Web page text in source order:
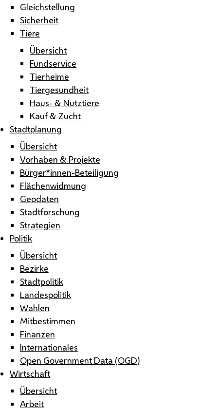
Gleichstellung
Sicherheit
Tiere
Übersicht
Fundservice
Tierheime
Tiergesundheit
Haus- & Nutztiere
Kauf & Zucht
Stadtplanung
Übersicht
Vorhaben & Projekte
Bürger*innen-Beteiligung
Flächenwidmung
Geodaten
Stadtforschung
Strategien
Politik
Übersicht
Bezirke
Stadtpolitik
Landespolitik
Wahlen
Mitbestimmen
Finanzen
Internationales
Open Government Data (OGD)
Wirtschaft
Übersicht
Arbeit